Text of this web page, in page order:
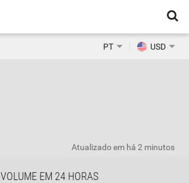
PT USD
VOLUME EM 24 HORAS
Atualizado em há 2 minutos